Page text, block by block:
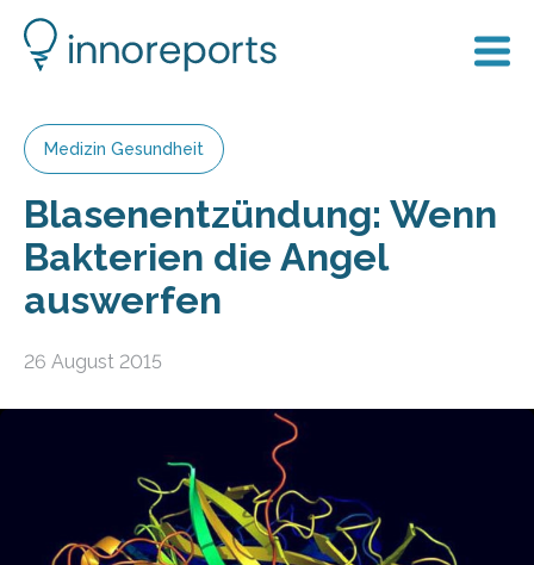
Medizin Gesundheit
Blasenentzündung: Wenn
Bakterien die Angel
auswerfen
26 August 2015